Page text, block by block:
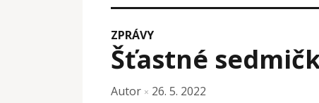
ZPRÁVY
Šťastné
Autor × 26. 5. 2022